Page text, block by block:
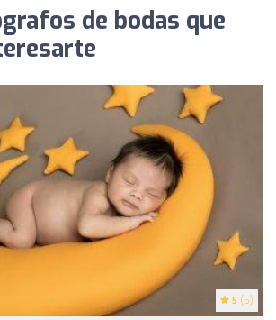
de bodas que
5 (5)